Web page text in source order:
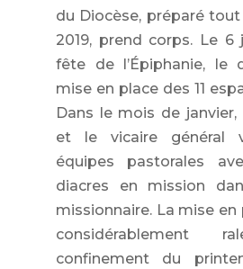
du Diocèse, préparé tout
2019, prend corps. Le 6
fête de l’Épiphanie, le
mise en place des 11
Dans le mois de
et le vicaire général
équipes pastorales
diacres en mission
missionnaire. La mise
considérablement
confinement du